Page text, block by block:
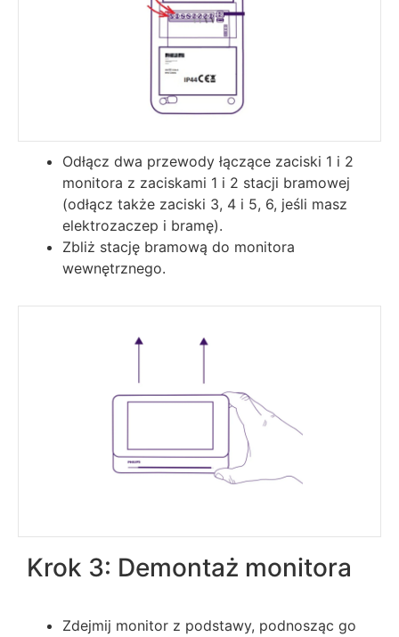
Odłącz dwa przewody łączące zaciski 1 i 2
monitora z zaciskami 1 i 2 stacji bramowej
(odłącz także zaciski 3, 4 i 5, 6, jeśli masz
elektrozaczep i bramę).
Zbliż stację bramową do monitora
wewnętrznego.
Krok 3: Demontaż monitora
Zdejmij monitor z podstawy, podnosząc go